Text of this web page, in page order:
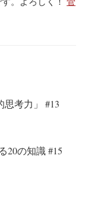
思考力」 #13
20の知識 #15